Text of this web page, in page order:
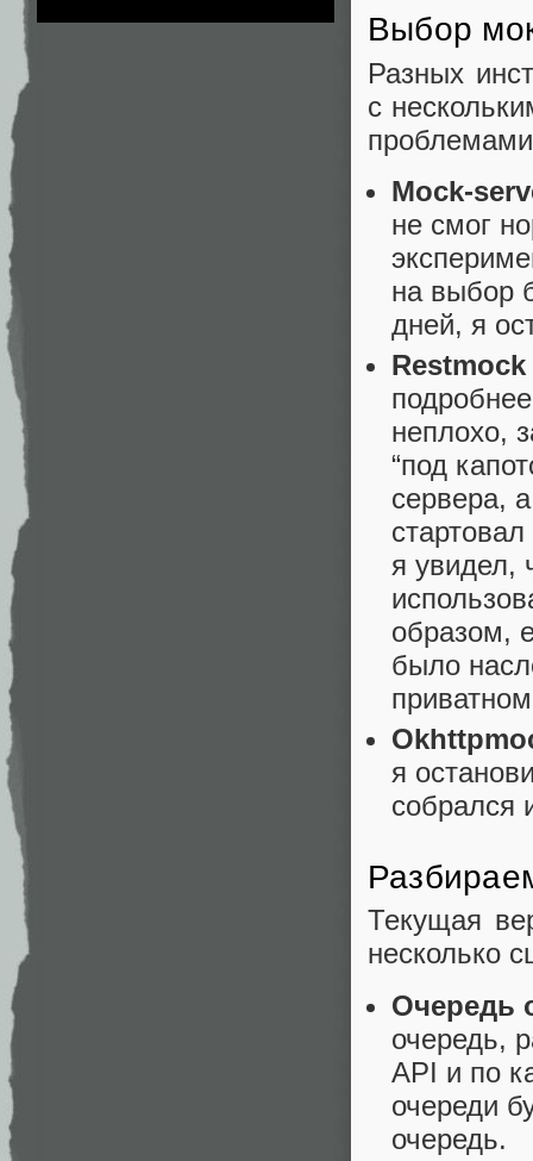
Выбор
Разных
с
Mock-
не смог
на выбор
дней, я
Restmock
неплохо,
“под
сервера,
я увидел,
образом,
было
я
собрался
Текущая
несколько
Очередь
очередь,
API и по
очереди
очередь.